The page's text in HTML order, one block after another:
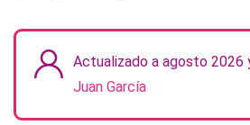
Actualizado a agosto 2026
Juan García